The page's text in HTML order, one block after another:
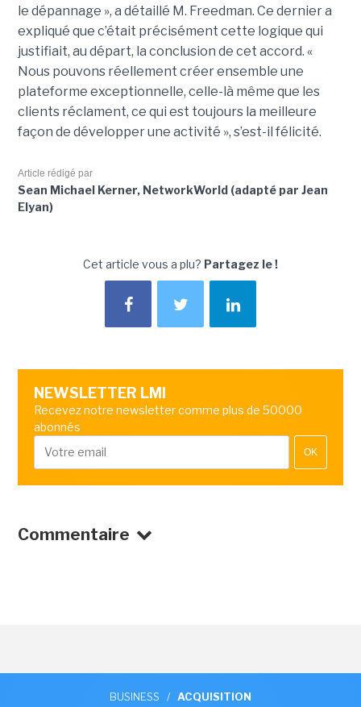
le dépannage », a détaillé M. Freedman. Ce dernier a
expliqué que c’était précisément cette logique qui
justifiait, au départ, la conclusion de cet accord. «
Nous pouvons réellement créer ensemble une
plateforme exceptionnelle, celle-là même que les
clients réclament, ce qui est toujours la meilleure
façon de développer une activité », s’est-il félicité.
Article rédigé par
Sean Michael Kerner, NetworkWorld (adapté par Jean
Elyan)
Cet article vous a plu? Partagez le !
NEWSLETTER LMI
Recevez notre newsletter comme plus de 50000
abonnés
OK
Commentaire
BUSINESS / ACQUISITION